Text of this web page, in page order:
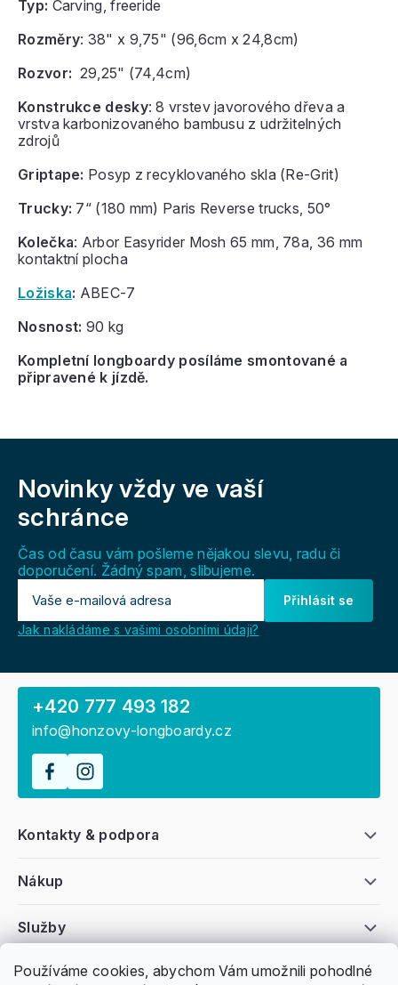
Používáme cookies, abychom Vám umožnili pohodlné
Typ: Carving, freeride
Rozměry: 38" x 9,75" (96,6cm x 24,8cm)
Rozvor: 29,25" (74,4cm)
Konstrukce desky: 8 vrstev javorového dřeva a
vrstva karbonizovaného bambusu z udržitelných
zdrojů
Griptape: Posyp z recyklovaného skla (Re-Grit)
Trucky: 7“ (180 mm) Paris Reverse trucks, 50°
Kolečka: Arbor Easyrider Mosh 65 mm, 78a, 36 mm
kontaktní plocha
Ložiska: ABEC-7
Nosnost: 90 kg
Kompletní longboardy posíláme smontované a
připravené k jízdě.
Novinky vždy ve vaší
schránce
Čas od času vám pošleme nějakou slevu, radu či
doporučení. Žádný spam, slibujeme.
Přihlásit se
Jak nakládáme s vašimi osobními údaji?
Všeobecné informace
Nákup
Kontakty & podpora
Služby
+420 777 493 182
info@honzovy-longboardy.cz